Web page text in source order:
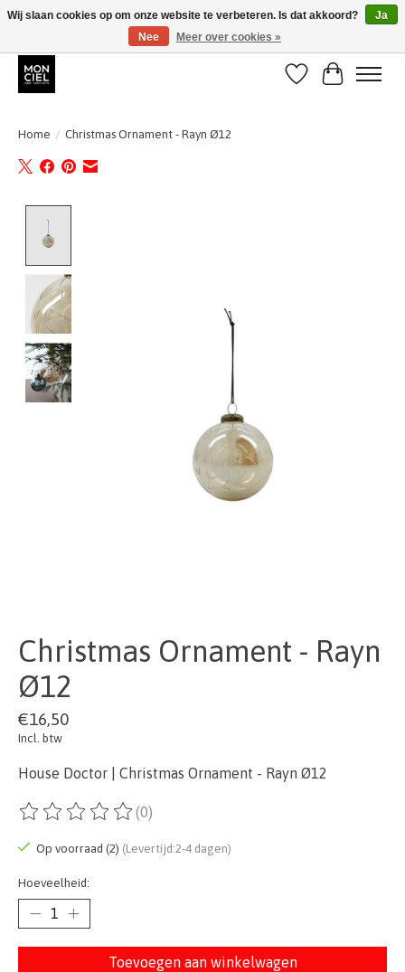
BE + NL : GRATIS VERZENDING van 31/07 t;e.m. 17/8
Verlanglijst
Home / Christmas Ornament - Rayn Ø12
Christmas Ornament - Rayn
Ø12
€16,50
Incl. btw
House Doctor | Christmas Ornament - Rayn Ø12
De beoordeling van dit product is
(0)
Op voorraad (2) (Levertijd:2-4 dagen)
Hoeveelheid:
Toevoegen aan winkelwagen
Wij slaan cookies op om onze website te verbeteren. Is dat akkoord?
Ja
Nee
Meer over cookies »